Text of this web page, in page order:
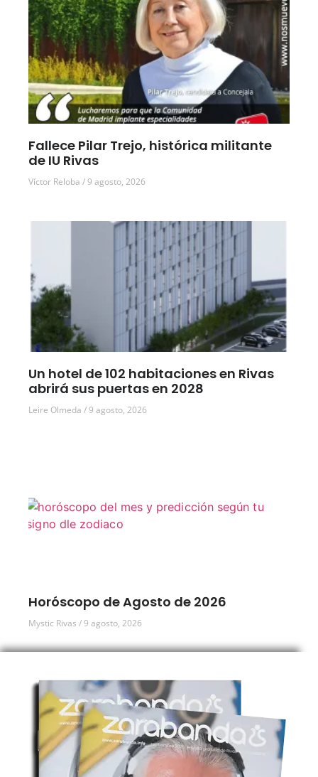
Fallece Pilar Trejo, histórica militante
de IU Rivas
Víctor Reloba 9 agosto, 2026
Un hotel de 102 habitaciones en Rivas
abrirá sus puertas en 2028
Leire Olmeda 9 agosto, 2026
Horóscopo de Agosto de 2026
Mystic Rivas 9 agosto, 2026